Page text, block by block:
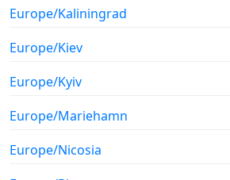
Europe/Kaliningrad
Europe/Kiev
Europe/Kyiv
Europe/Mariehamn
Europe/Nicosia